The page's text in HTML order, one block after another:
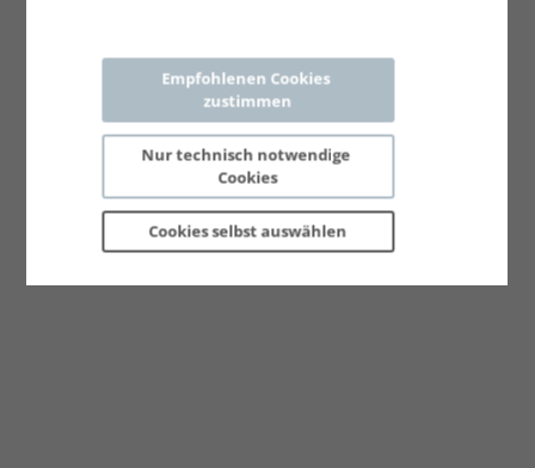
Empfohlenen Cookies
zustimmen
Nur technisch notwendige
Cookies
Cookies selbst auswählen